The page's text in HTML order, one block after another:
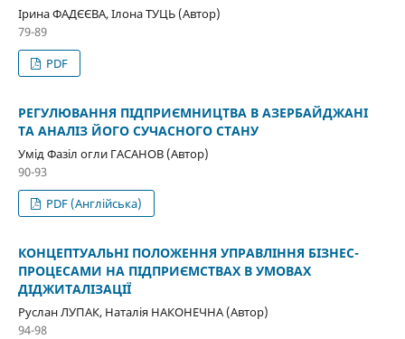
Ірина ФАДЄЄВА, Ілона ТУЦЬ (Автор)
79-89
PDF
РЕГУЛЮВАННЯ ПІДПРИЄМНИЦТВА В АЗЕРБАЙДЖАНІ
ТА АНАЛІЗ ЙОГО СУЧАСНОГО СТАНУ
Умід Фазіл огли ГАСАНОВ (Автор)
90-93
PDF (Англійська)
КОНЦЕПТУАЛЬНІ ПОЛОЖЕННЯ УПРАВЛІННЯ БІЗНЕС-
ПРОЦЕСАМИ НА ПІДПРИЄМСТВАХ В УМОВАХ
ДІДЖИТАЛІЗАЦІЇ
Руслан ЛУПАК, Наталія НАКОНЕЧНА (Автор)
94-98